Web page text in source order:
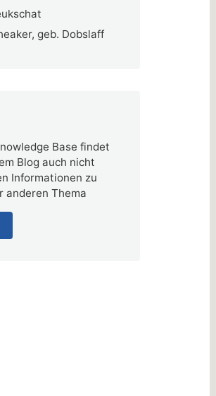
geb. Dobslaff
Base findet
Blog auch nicht
Informationen zu
anderen Thema